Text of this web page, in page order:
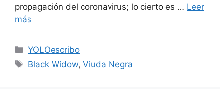
propagación del coronavirus; lo cierto es … Leer
más
Categorías
YOLOescribo
Etiquetas
Black Widow,Viuda Negra